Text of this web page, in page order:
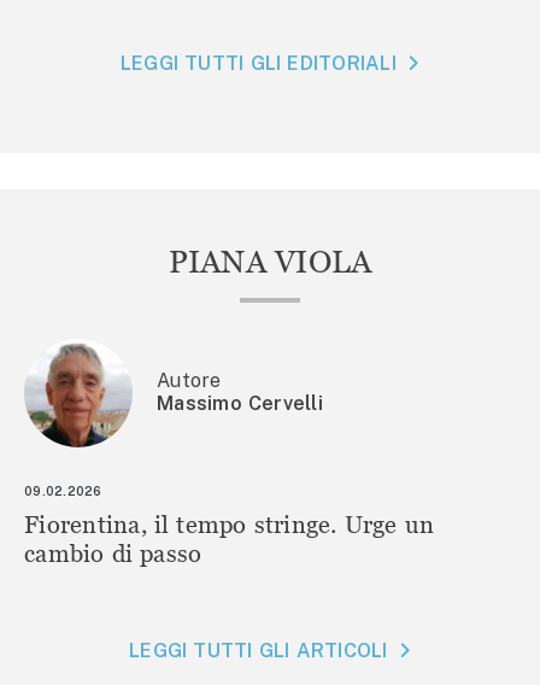
LEGGI TUTTI GLI EDITORIALI
PIANA VIOLA
Autore
Massimo Cervelli
09.02.2026
Fiorentina, il tempo stringe. Urge un
cambio di passo
LEGGI TUTTI GLI ARTICOLI